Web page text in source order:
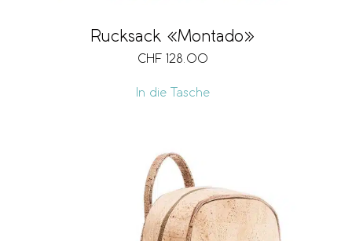
Rucksack «Montado»
CHF 128.00
In die Tasche